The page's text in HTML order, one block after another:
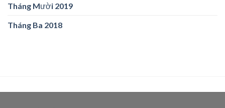
Tháng Mười 2019
Tháng Ba 2018